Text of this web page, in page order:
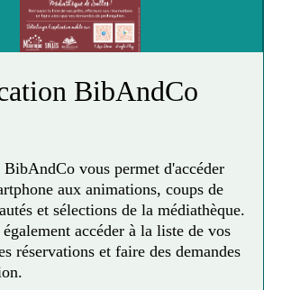
BibAndCo
vous permet d'accéder
aux animations, coups de
et sélections de la médiathèque.
accéder à la liste de vos
réservations et faire des demandes